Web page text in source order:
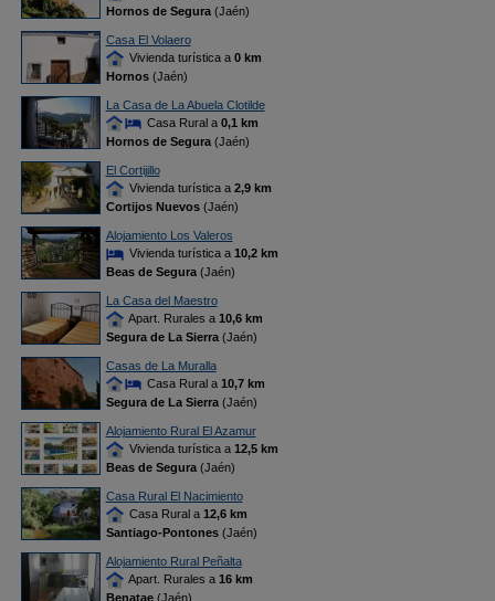
Hornos de Segura(Jaén)
Casa El Volaero
Vivienda turística a 0 km
Hornos(Jaén)
La Casa de La Abuela Clotilde
Casa Rural a 0,1 km
Hornos de Segura(Jaén)
El Cortijillo
Vivienda turística a 2,9 km
Cortijos Nuevos(Jaén)
Alojamiento Los Valeros
Vivienda turística a 10,2 km
Beas de Segura(Jaén)
La Casa del Maestro
Apart. Rurales a 10,6 km
Segura de La Sierra(Jaén)
Casas de La Muralla
Casa Rural a 10,7 km
Segura de La Sierra(Jaén)
Alojamiento Rural El Azamur
Vivienda turística a 12,5 km
Beas de Segura(Jaén)
Casa Rural El Nacimiento
Casa Rural a 12,6 km
Santiago-Pontones(Jaén)
Alojamiento Rural Peñalta
Apart. Rurales a 16 km
Benatae(Jaén)